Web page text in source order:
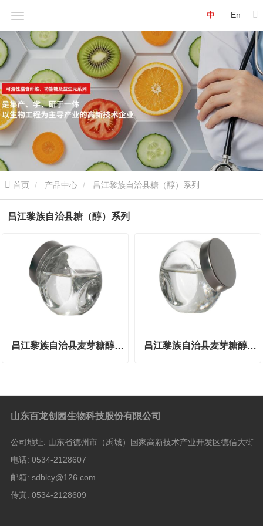
中 En
首页 产品中心 昌江黎族自治县糖（醇）系列
昌江黎族自治县糖（醇）系列
昌江黎族自治县麦芽糖醇液50#-80% 昌江黎族自治县麦芽糖醇液50#-75%
山东百龙创园生物科技股份有限公司
公司地址: 山东省德州市（禹城）国家高新技术产业开发区德信大街
电话: 0534-2128607
邮箱: sdblcy@126.com
传真: 0534-2128609